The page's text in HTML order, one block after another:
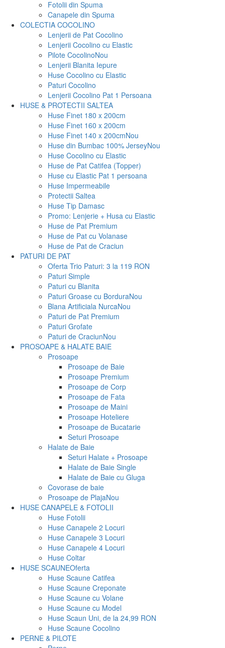
Fotolii din Spuma
Canapele din Spuma
COLECTIA COCOLINO
Lenjerii de Pat Cocolino
Lenjerii Cocolino cu Elastic
Pilote CocolinoNou
Lenjerii Blanita Iepure
Huse Cocolino cu Elastic
Paturi Cocolino
Lenjerii Cocolino Pat 1 Persoana
HUSE & PROTECTII SALTEA
Huse Finet 180 x 200cm
Huse Finet 160 x 200cm
Huse Finet 140 x 200cmNou
Huse din Bumbac 100% JerseyNou
Huse Cocolino cu Elastic
Huse de Pat Catifea (Topper)
Huse cu Elastic Pat 1 persoana
Huse Impermeabile
Protectii Saltea
Huse Tip Damasc
Promo: Lenjerie + Husa cu Elastic
Huse de Pat Premium
Huse de Pat cu Volanase
Huse de Pat de Craciun
PATURI DE PAT
Oferta Trio Paturi: 3 la 119 RON
Paturi Simple
Paturi cu Blanita
Paturi Groase cu BorduraNou
Blana Artificiala NurcaNou
Paturi de Pat Premium
Paturi Grofate
Paturi de CraciunNou
PROSOAPE & HALATE BAIE
Prosoape
Prosoape de Baie
Prosoape Premium
Prosoape de Corp
Prosoape de Fata
Prosoape de Maini
Prosoape Hoteliere
Prosoape de Bucatarie
Seturi Prosoape
Halate de Baie
Seturi Halate + Prosoape
Halate de Baie Single
Halate de Baie cu Gluga
Covorase de baie
Prosoape de PlajaNou
HUSE CANAPELE & FOTOLII
Huse Fotolii
Huse Canapele 2 Locuri
Huse Canapele 3 Locuri
Huse Canapele 4 Locuri
Huse Coltar
HUSE SCAUNEOferta
Huse Scaune Catifea
Huse Scaune Creponate
Huse Scaune cu Volane
Huse Scaune cu Model
Huse Scaun Uni, de la 24,99 RON
Huse Scaune Cocolino
PERNE & PILOTE